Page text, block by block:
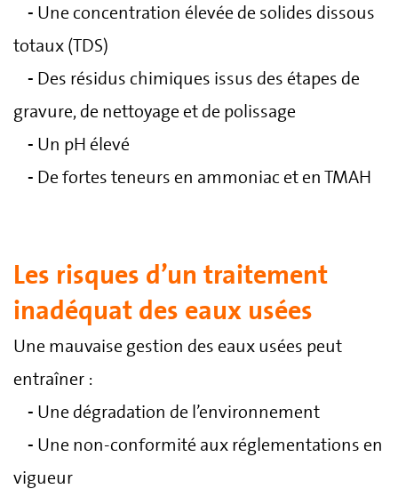
- Une concentration élevée de solides dissous
totaux (TDS)
- Des résidus chimiques issus des étapes de
gravure, de nettoyage et de polissage
- Un pH élevé
- De fortes teneurs en ammoniac et en TMAH
Les risques d’un traitement
inadéquat des eaux usées
Une mauvaise gestion des eaux usées peut
entraîner :
- Une dégradation de l’environnement
- Une non-conformité aux réglementations en
vigueur